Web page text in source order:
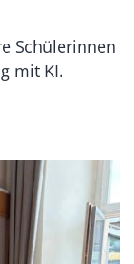
Schülerinnen
mit KI.